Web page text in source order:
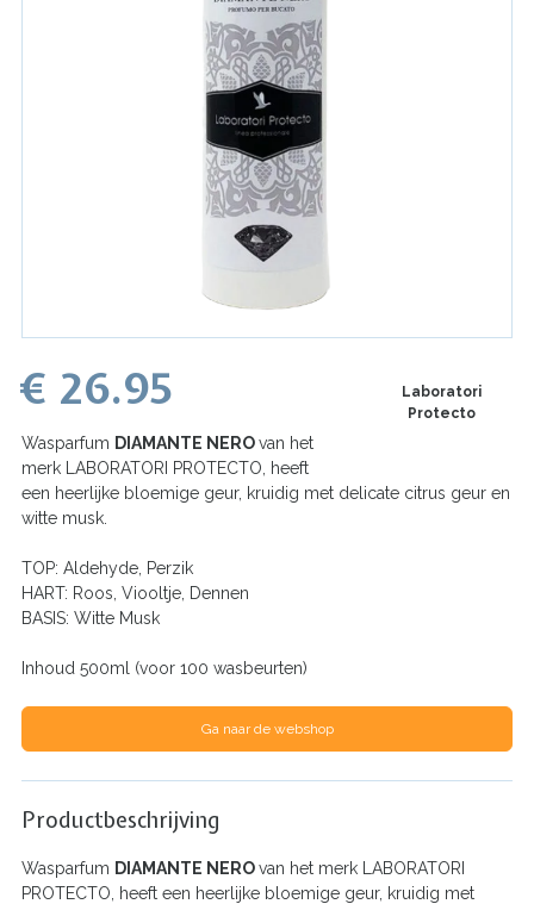
Laboratori
Protecto
€ 26.95
Wasparfum DIAMANTE NEROvan het
merk LABORATORI PROTECTO, heeft
een heerlijke bloemige geur, kruidig met delicate citrus geur en
witte musk.
TOP: Aldehyde, Perzik
HART: Roos, Viooltje, Dennen
BASIS: Witte Musk
Inhoud 500ml (voor 100 wasbeurten)
Ga naar de webshop
Productbeschrijving
Wasparfum DIAMANTE NEROvan het merk LABORATORI
PROTECTO, heeft een heerlijke bloemige geur, kruidig met